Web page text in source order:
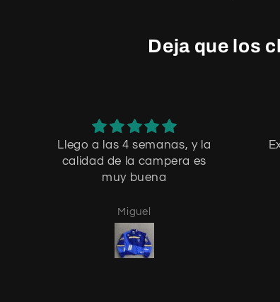
Deja que los
Llego a las 4 semanas, y la
calidad de la campera es
muy buena
Miguel